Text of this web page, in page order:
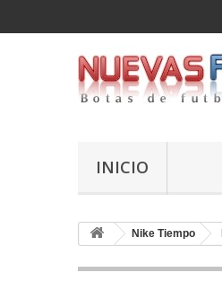
INICIO
Nike Tiempo